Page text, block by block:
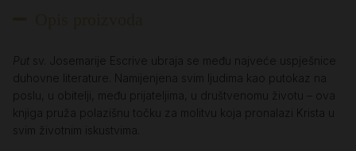
Put sv. Josemarije Escrive ubraja se među najveće uspješnice
duhovne literature. Namijenjena svim ljudima kao putokaz na
poslu, u obitelji, među prijateljima, u društvenomu životu – ova
knjiga pruža polazišnu točku za molitvu koja pronalazi Krista u
svim životnim iskustvima.